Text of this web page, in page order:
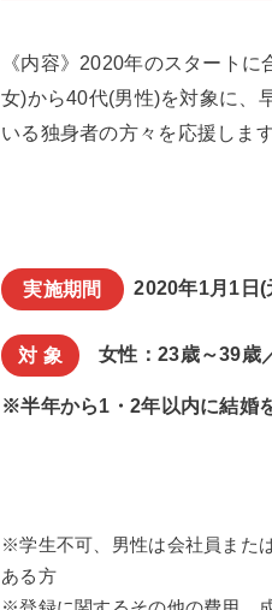
《内容》2020年のスタート
女)から40代(男性)を対象に、
いる独身者の方々を応援します
実施期間 2020年1月1日(
対 象 女性：23歳～39歳
※半年から1・2年以内に結婚
※学生不可、男性は会社員また
ある方